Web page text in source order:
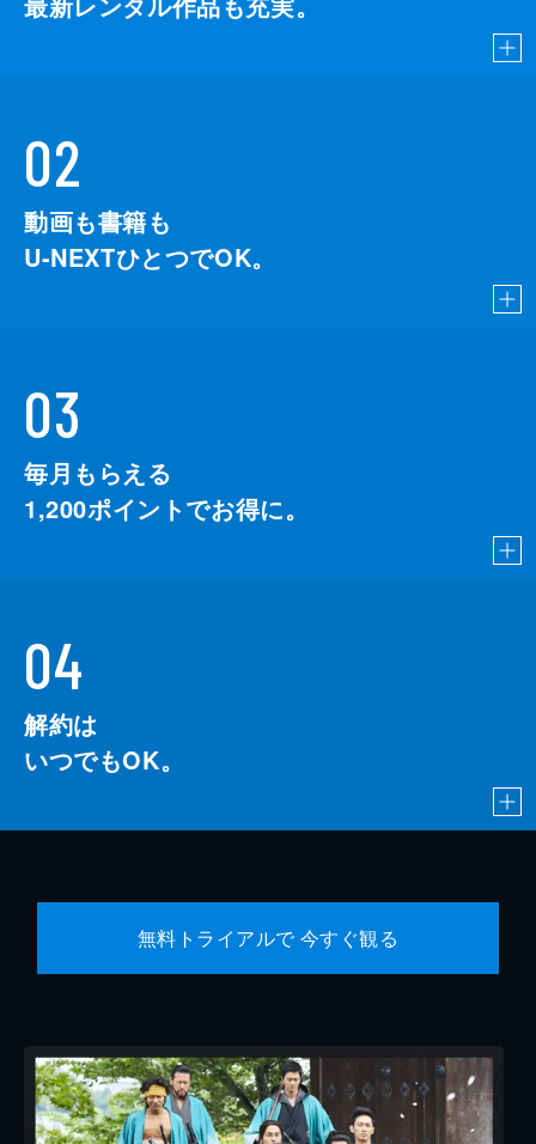
02
動画も書籍も
U-NEXTひとつでOK。
03
毎月もらえる
1,200ポイントでお得に。
04
解約は
いつでもOK。
無料トライアルで 今すぐ観る